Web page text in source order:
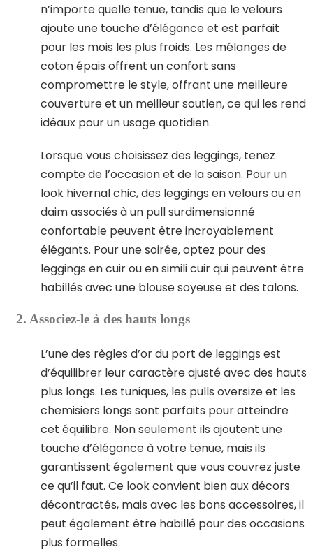
n’importe quelle tenue, tandis que le velours
ajoute une touche d’élégance et est parfait
pour les mois les plus froids. Les mélanges de
coton épais offrent un confort sans
compromettre le style, offrant une meilleure
couverture et un meilleur soutien, ce qui les rend
idéaux pour un usage quotidien.
Lorsque vous choisissez des leggings, tenez
compte de l’occasion et de la saison. Pour un
look hivernal chic, des leggings en velours ou en
daim associés à un pull surdimensionné
confortable peuvent être incroyablement
élégants. Pour une soirée, optez pour des
leggings en cuir ou en simili cuir qui peuvent être
habillés avec une blouse soyeuse et des talons.
2. Associez-le à des hauts longs
L’une des règles d’or du port de leggings est
d’équilibrer leur caractère ajusté avec des hauts
plus longs. Les tuniques, les pulls oversize et les
chemisiers longs sont parfaits pour atteindre
cet équilibre. Non seulement ils ajoutent une
touche d’élégance à votre tenue, mais ils
garantissent également que vous couvrez juste
ce qu’il faut. Ce look convient bien aux décors
décontractés, mais avec les bons accessoires, il
peut également être habillé pour des occasions
plus formelles.